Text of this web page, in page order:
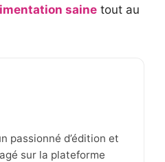
saine tout au
passionné d’édition et
sur la plateforme